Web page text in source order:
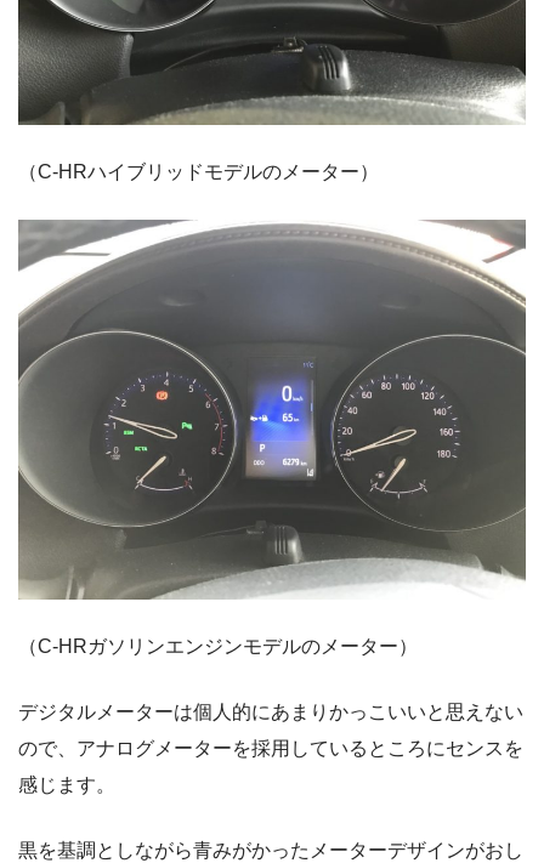
（C-HRハイブリッドモデルのメーター）
（C-HRガソリンエンジンモデルのメーター）
デジタルメーターは個人的にあまりかっこいいと思えない
ので、アナログメーターを採用しているところにセンスを
感じます。
黒を基調としながら青みがかったメーターデザインがおし